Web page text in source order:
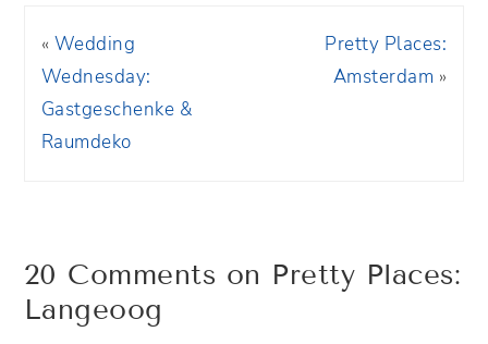
« Wedding
Wednesday:
Gastgeschenke &
Raumdeko
Pretty Places:
Amsterdam »
20 Comments on Pretty Places:
Langeoog